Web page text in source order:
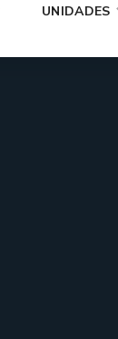
UNIDADES